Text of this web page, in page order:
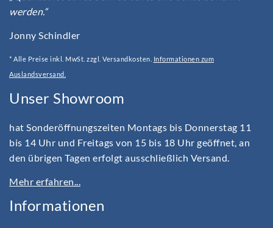
werden.“
Jonny Schindler
* Alle Preise inkl. MwSt. zzgl. Versandkosten. Informationen zum
Auslandsversand.
Unser Showroom
hat Sonderöffnungszeiten Montags bis Donnerstag 11
bis 14 Uhr und Freitags von 15 bis 18 Uhr geöffnet, an
den übrigen Tagen erfolgt ausschließlich Versand.
Mehr erfahren...
Informationen